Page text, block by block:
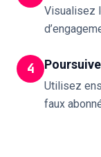
Visualisez
4
Utilisez
faux